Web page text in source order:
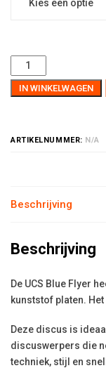
IN WINKELWAGEN
ARTIKELNUMMER: N/A
Beschrijving
Beschrijving
De UCS Blue Flyer
kunststof platen.
Deze discus is
discuswerpers die
techniek, stijl en